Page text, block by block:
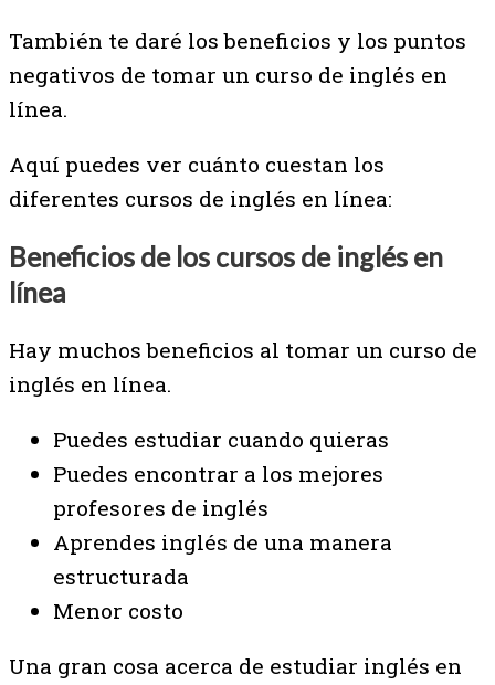
También te daré los beneficios y los puntos
negativos de tomar un curso de inglés en
línea.
Aquí puedes ver cuánto cuestan los
diferentes cursos de inglés en línea:
Beneficios de los cursos de inglés en
línea
Hay muchos beneficios al tomar un curso de
inglés en línea.
Puedes estudiar cuando quieras
Puedes encontrar a los mejores
profesores de inglés
Aprendes inglés de una manera
estructurada
Menor costo
Una gran cosa acerca de estudiar inglés en